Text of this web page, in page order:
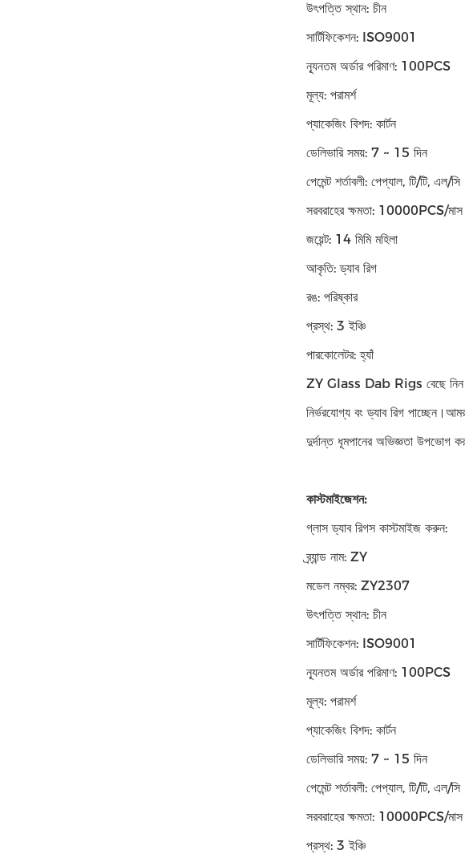
উৎপত্তি স্থান: চীন
সার্টিফিকেশন: ISO9001
ন্যূনতম অর্ডার পরিমাণ: 100PCS
মূল্য: পরামর্শ
প্যাকেজিং বিশদ: কার্টন
ডেলিভারি সময়: 7 ~ 15 দিন
পেমেন্ট শর্তাবলী: পেপ্যাল, টি/টি, এল/সি
সরবরাহের ক্ষমতা: 10000PCS/মাস
জয়েন্ট: 14 মিমি মহিলা
আকৃতি: ড্যাব রিগ
রঙ: পরিষ্কার
প্রস্থ: 3 ইঞ্চি
পারকোলেটর: হ্যাঁ
ZY Glass Dab Rigs বেছে নিন
নির্ভরযোগ্য বং ড্যাব রিগ
দুর্দান্ত ধূমপানের অভিজ্ঞতা উপভোগ
কাস্টমাইজেশন:
গ্লাস ড্যাব রিগস কাস্টমাইজ করুন:
ব্র্যান্ড নাম: ZY
মডেল নম্বর: ZY2307
উৎপত্তি স্থান: চীন
সার্টিফিকেশন: ISO9001
ন্যূনতম অর্ডার পরিমাণ: 100PCS
মূল্য: পরামর্শ
প্যাকেজিং বিশদ: কার্টন
ডেলিভারি সময়: 7 ~ 15 দিন
পেমেন্ট শর্তাবলী: পেপ্যাল, টি/টি, এল/সি
সরবরাহের ক্ষমতা: 10000PCS/মাস
প্রস্থ: 3 ইঞ্চি